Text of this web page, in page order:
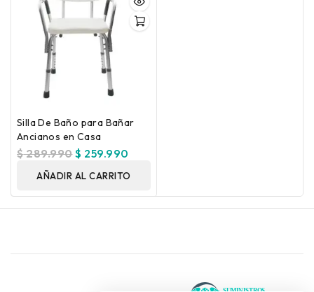
Silla De Baño para Bañar
Ancianos en Casa
$289.990$ 259.990
AÑADIR AL CARRITO